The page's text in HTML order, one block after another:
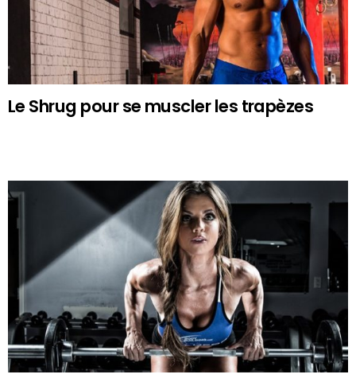
Le Shrug pour se muscler les trapèzes